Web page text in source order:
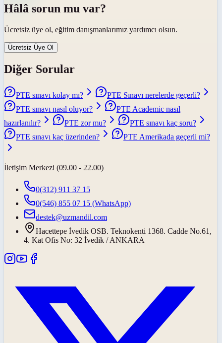
Hâlâ sorun mu var?
Ücretsiz üye ol, eğitim danışmanlarımız yardımcı olsun.
Ücretsiz Üye Ol
Diğer Sorular
PTE sınavı kolay mı?
PTE Sınavı nerelerde geçerli?
PTE sınavı nasıl oluyor?
PTE Academic nasıl
hazırlanılır?
PTE zor mu?
PTE sınavı kaç soru?
PTE sınavı kaç üzerinden?
PTE Amerikada geçerli mi?
İletişim Merkezi (09.00 - 22.00)
0(312) 911 37 15
0(546) 855 07 15 (WhatsApp)
destek@uzmandil.com
Hacettepe İvedik OSB. Teknokenti 1368. Cadde No.61,
4. Kat Ofis No: 32 İvedik / ANKARA